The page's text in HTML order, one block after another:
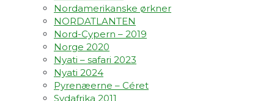
Nordamerikanske ørkner
NORDATLANTEN
Nord-Cypern – 2019
Norge 2020
Nyati – safari 2023
Nyati 2024
Pyrenæerne – Céret
Sydafrika 2011